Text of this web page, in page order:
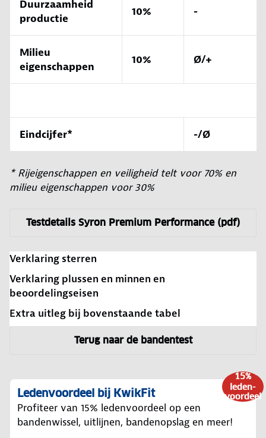
Duurzaamheid
productie
10% -
Milieu
eigenschappen
10% Ø/+
Eindcijfer* -/Ø
* Rijeigenschappen en veiligheid telt voor 70% en
milieu eigenschappen voor 30%
Testdetails Syron Premium Performance (pdf)
Verklaring sterren
Verklaring plussen en minnen en
beoordelingseisen
Extra uitleg bij bovenstaande tabel
Terug naar de bandentest
15%
leden-
voordeel
Ledenvoordeel bij KwikFit
Profiteer van 15% ledenvoordeel op een
bandenwissel, uitlijnen, bandenopslag en meer!